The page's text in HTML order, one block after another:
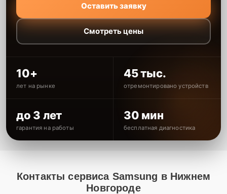
Оставить заявку
Смотреть цены
10+
лет на рынке
45 тыс.
отремонтировано устройств
до 3 лет
гарантия на работы
30 мин
бесплатная диагностика
Контакты сервиса Samsung в Нижнем
Новгороде